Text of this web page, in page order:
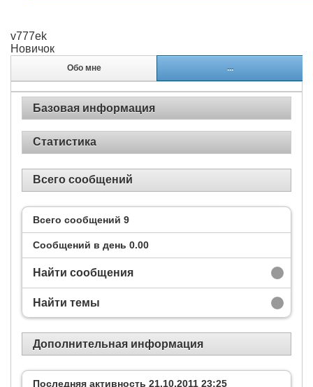
v777ek
Новичок
Обо мне ...
Базовая информация
Статистика
Всего сообщений
Всего сообщений 9
Сообщений в день 0.00
Найти сообщения
Найти темы
Дополнительная информация
Последняя активность 21.10.2011 23:25